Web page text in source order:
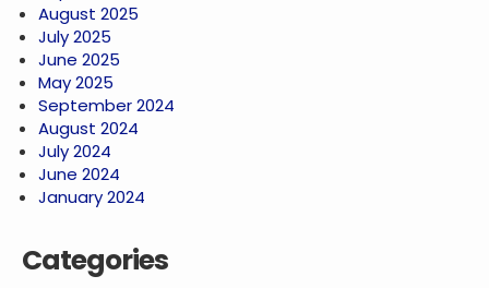
August 2025
July 2025
June 2025
May 2025
September 2024
August 2024
July 2024
June 2024
January 2024
Categories